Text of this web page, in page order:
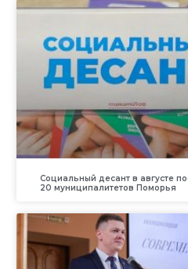
Социальный десант в августе
20 муниципалитетов Поморья